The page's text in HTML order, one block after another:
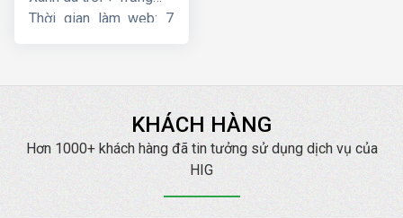
Thời gian làm web: 7
KHÁCH HÀNG
Hơn 1000+ khách hàng đã tin tưởng sử dụng dịch vụ của
HIG